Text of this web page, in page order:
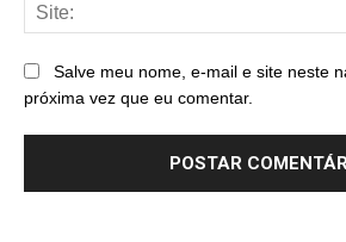
Salve meu nome, e-mail e site neste
próxima vez que eu comentar.